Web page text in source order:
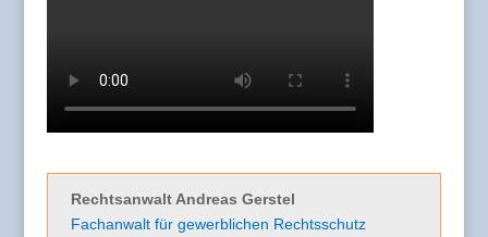
Rechtsanwalt Andreas Gerstel
Fachanwalt für gewerblichen Rechtsschutz